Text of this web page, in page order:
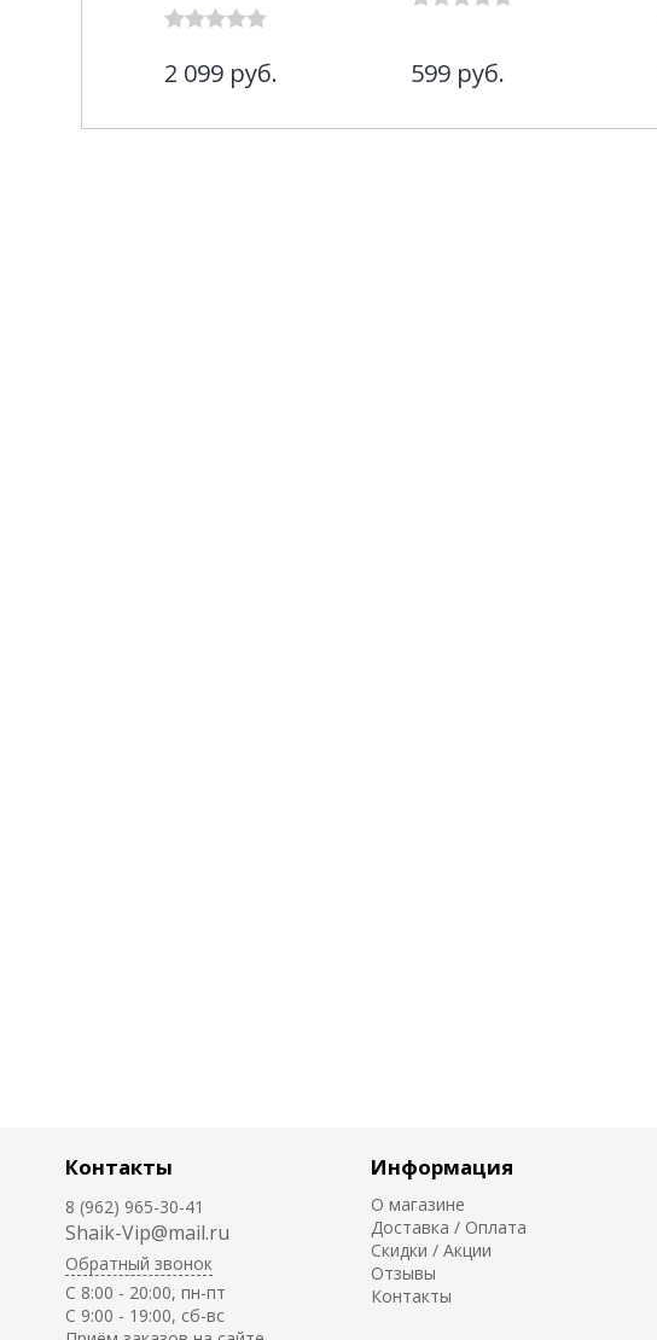
2 099 руб. 599 руб.
Контакты
8 (962) 965-30-41
Shaik-Vip@mail.ru
Обратный звонок
C 8:00 - 20:00, пн-пт
С 9:00 - 19:00, сб-вс
Информация
О магазине
Доставка / Оплата
Скидки / Акции
Отзывы
Контакты